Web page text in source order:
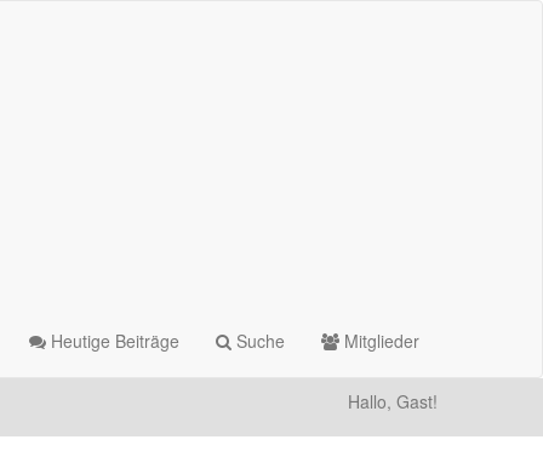
Heutige Beiträge Suche Mitglieder
Hallo, Gast!